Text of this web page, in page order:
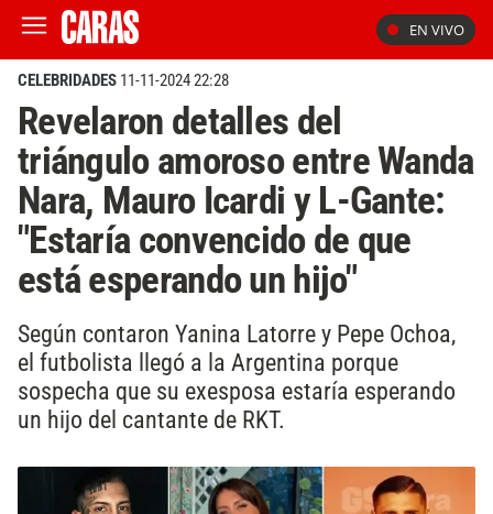
EN VIVO
CELEBRIDADES 11-11-2024 22:28
Revelaron detalles del
triángulo amoroso entre Wanda
Nara, Mauro Icardi y L-Gante:
"Estaría convencido de que
está esperando un hijo"
Según contaron Yanina Latorre y Pepe Ochoa,
el futbolista llegó a la Argentina porque
sospecha que su exesposa estaría esperando
un hijo del cantante de RKT.